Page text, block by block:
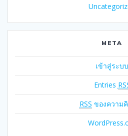
META
เข้าสู่ระบบ
Entries
RSS ของความ